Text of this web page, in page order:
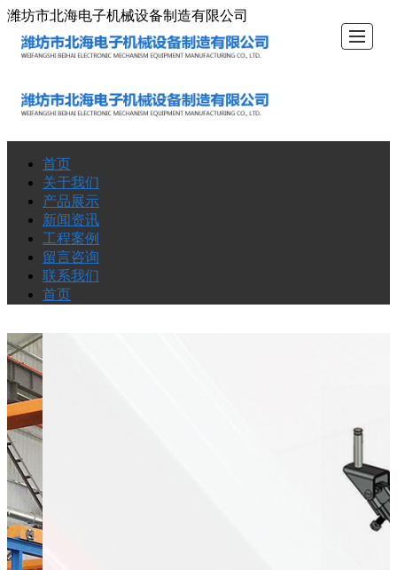
潍坊市北海电子机械设备制造有限公司
首页 关于我
们
首页
关于我们
产品展示
新闻资讯
工程案例
留言咨询
联系我们
首页